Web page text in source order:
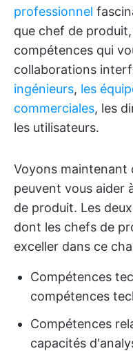
professionnel
que chef de
compétences qui
collaborations
ingénieurs, les
commerciales, les
les utilisateurs.
Voyons maintenant
peuvent vous aider
de produit. Les
dont les chefs de
exceller dans ce
Compétences
compétences
Compétences
capacités